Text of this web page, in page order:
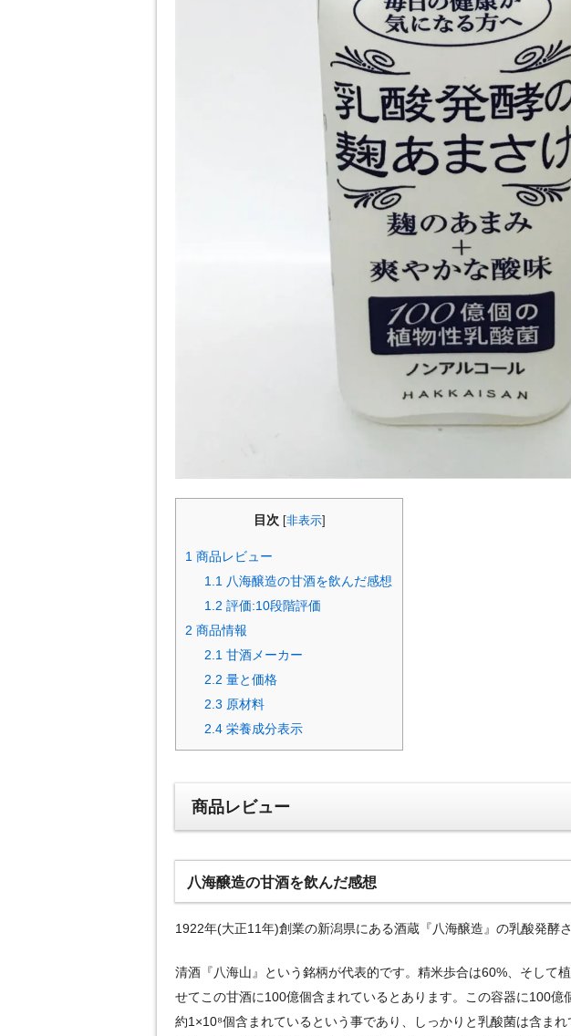
目次 非表示]
1 商品レビュー
1.1 八海醸造の甘酒を飲んだ感想
1.2 評価:10段階評価
2 商品情報
2.1 甘酒メーカー
2.2 量と価格
2.3 原材料
2.4 栄養成分表示
商品レビュー
八海醸造の甘酒を飲んだ感想
1922年(大正11年)創業の新潟県にある酒蔵『八海醸造』の乳酸発酵
清酒『八海山』という銘柄が代表的です。精米歩合は60%、そして
せてこの甘酒に100億個含まれているとあります。この容器に100億
約1×10⁸個含まれているという事であり、しっかりと乳酸菌は含ま